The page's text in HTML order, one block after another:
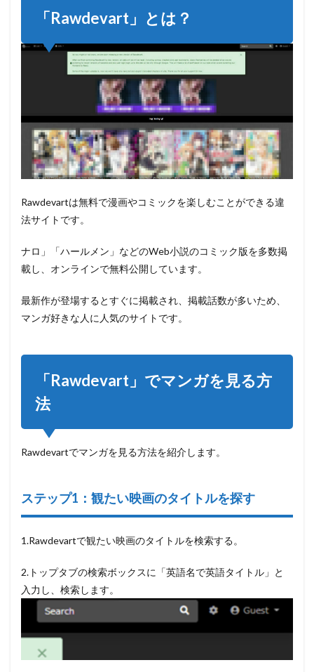
る方法
ステ
のタ
イト
ルを
探す
2.2
ップ
2：ウ
ウザ
で表
れる
マン
ガを
3
の代わり・代
替になるサイ
ト
3.1
3.3
mangafreak.net
3.4
3.5
mangabat.com
3.6
readmng.com
mangarock.com
「Rawdevart」とは？
Rawdevartは無料で漫画やコミックを楽しむことができる違
法サイトです。
ナロ」「ハールメン」などのWeb小説のコミック版を多数掲
載し、オンラインで無料公開しています。
最新作が登場するとすぐに掲載され、掲載話数が多いため、
マンガ好きな人に人気のサイトです。
「Rawdevart」でマンガを見る方
法
Rawdevartでマンガを見る方法を紹介します。
ステップ1：観たい映画のタイトルを探す
1.Rawdevartで観たい映画のタイトルを検索する。
2.トップタブの検索ボックスに「英語名で英語タイトル」と
入力し、検索します。